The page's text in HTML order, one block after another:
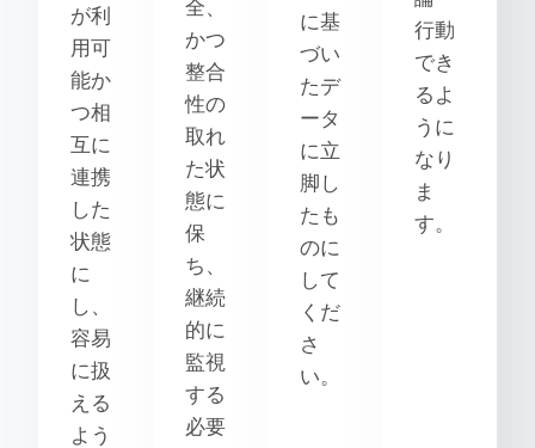
が利
用可
能か
つ相
互に
連携
した
状態
に
し、
容易
に扱
える
よう
全、
かつ
整合
性の
取れ
た状
態に
保
ち、
継続
的に
監視
する
必要
に基
づい
たデ
ータ
に立
脚し
たも
のに
して
くだ
さ
い。
行動
でき
るよ
うに
なり
ま
す。